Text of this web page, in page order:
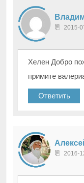
2015-
Хелен Добро
примите
Ответить
2016-